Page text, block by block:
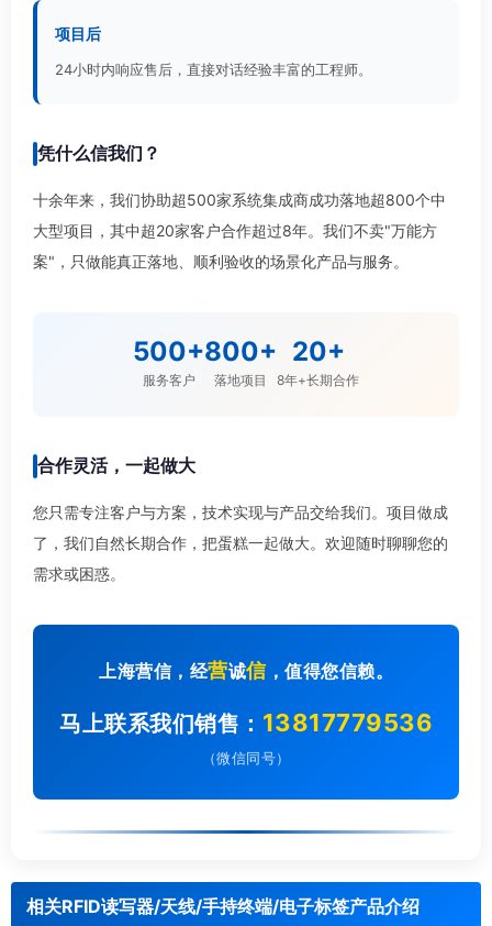
项目后
24小时内响应售后，直接对话经验丰富的工程师。
凭什么信我们？
十余年来，我们协助超500家系统集成商成功落地超800个中
大型项目，其中超20家客户合作超过8年。我们不卖"万能方
案"，只做能真正落地、顺利验收的场景化产品与服务。
500+
服务客户
800+
落地项目
20+
8年+长期合作
合作灵活，一起做大
您只需专注客户与方案，技术实现与产品交给我们。项目做成
了，我们自然长期合作，把蛋糕一起做大。欢迎随时聊聊您的
需求或困惑。
上海营信，经营诚信，值得您信赖。
马上联系我们销售： 13817779536
（微信同号）
相关RFID读写器/天线/手持终端/电子标签产品介绍